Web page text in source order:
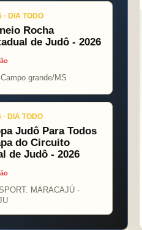
· DIA TODO
Rocha
de Judô - 2026
grande/MS
DIA TODO
Judô Para Todos
do Circuito
de Judô - 2026
MARACAJÚ ·